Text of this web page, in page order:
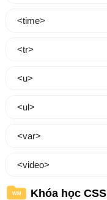
<time>
<tr>
<u>
<ul>
<var>
<video>
WM Khóa học CSS